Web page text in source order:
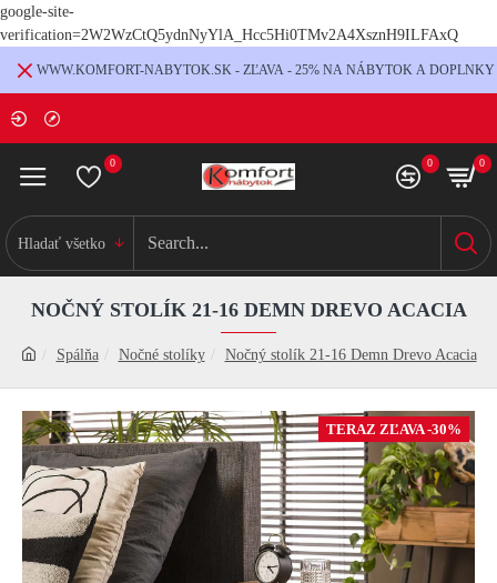
google-site-
verification=2W2WzCtQ5ydnNyYlA_Hcc5Hi0TMv2A4XsznH9ILFAxQ
WWW.KOMFORT-NABYTOK.SK - ZĽAVA - 25% NA NÁBYTOK A DOPLNKY
0 0 0
Hladať všetko
Spálňa Nočné stolíky Nočný stolík 21-16 Demn Drevo Acacia
NOČNÝ STOLÍK 21-16 DEMN DREVO ACACIA
TERAZ ZĽAVA -30%